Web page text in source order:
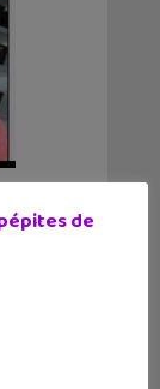
les
de